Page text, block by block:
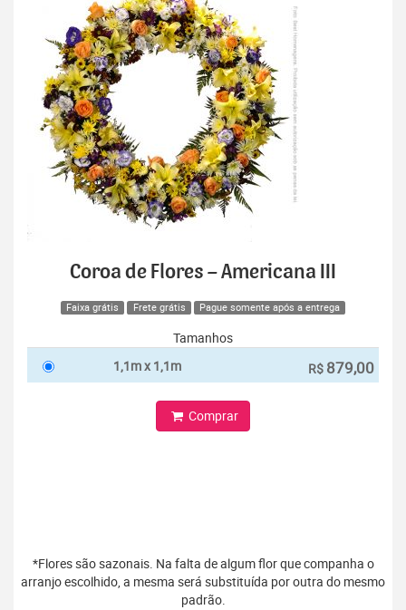
Coroa de Flores – Americana III
Faixa grátis Frete grátis Pague somente após a entrega
Tamanhos
1,1m x 1,1m
R$ 879,00
Comprar
*Flores são sazonais. Na falta de algum flor que companha o
arranjo escolhido, a mesma será substituída por outra do mesmo
padrão.